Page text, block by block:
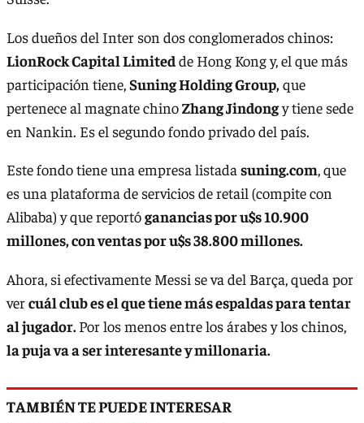
Los dueños del Inter son dos conglomerados chinos:
LionRock Capital Limitedde Hong Kong y, el que más
participación tiene,Suning Holding Group,que
pertenece al magnate chinoZhang Jindongy tiene sede
en Nankin. Es el segundo fondo privado del país.
Este fondo tiene una empresa listada suning.com, que
es una plataforma de servicios de retail (compite con
Alibaba) y que reportóganancias por u$s 10.900
millones, con ventas por u$s 38.800 millones.
Ahora, si efectivamente Messi se va del Barça, queda por
vercuál club es el que tiene más espaldas para tentar
al jugador.Por los menos entre los árabes y los chinos,
la puja va a ser interesante y millonaria.
TAMBIÉN TE PUEDE INTERESAR